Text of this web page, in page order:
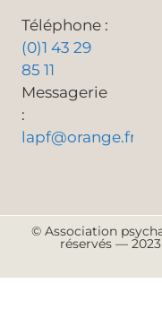
Téléphone :
(0)1 43 29
85 11
Messagerie
:
lapf@orange.fr
© Association
réservés —